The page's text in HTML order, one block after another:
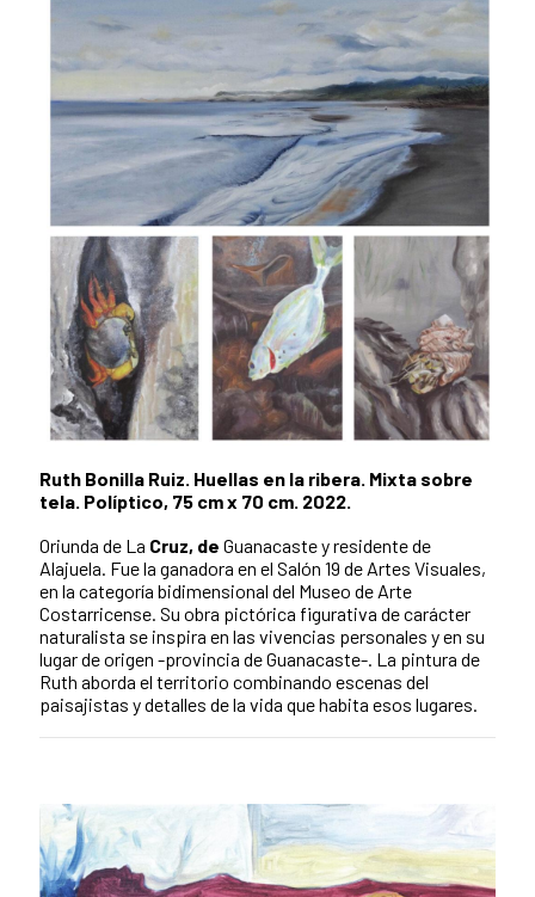
Ruth Bonilla Ruiz. Huellas en la ribera. Mixta sobre
tela. Políptico, 75 cm x 70 cm. 2022.
Oriunda de La Cruz, de Guanacaste y residente de
Alajuela. Fue la ganadora en el Salón 19 de Artes Visuales,
en la categoría bidimensional del Museo de Arte
Costarricense. Su obra pictórica figurativa de carácter
naturalista se inspira en las vivencias personales y en su
lugar de origen -provincia de Guanacaste-. La pintura de
Ruth aborda el territorio combinando escenas del
paisajistas y detalles de la vida que habita esos lugares.